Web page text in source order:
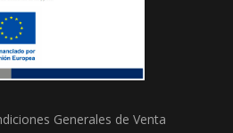
Generales de Venta